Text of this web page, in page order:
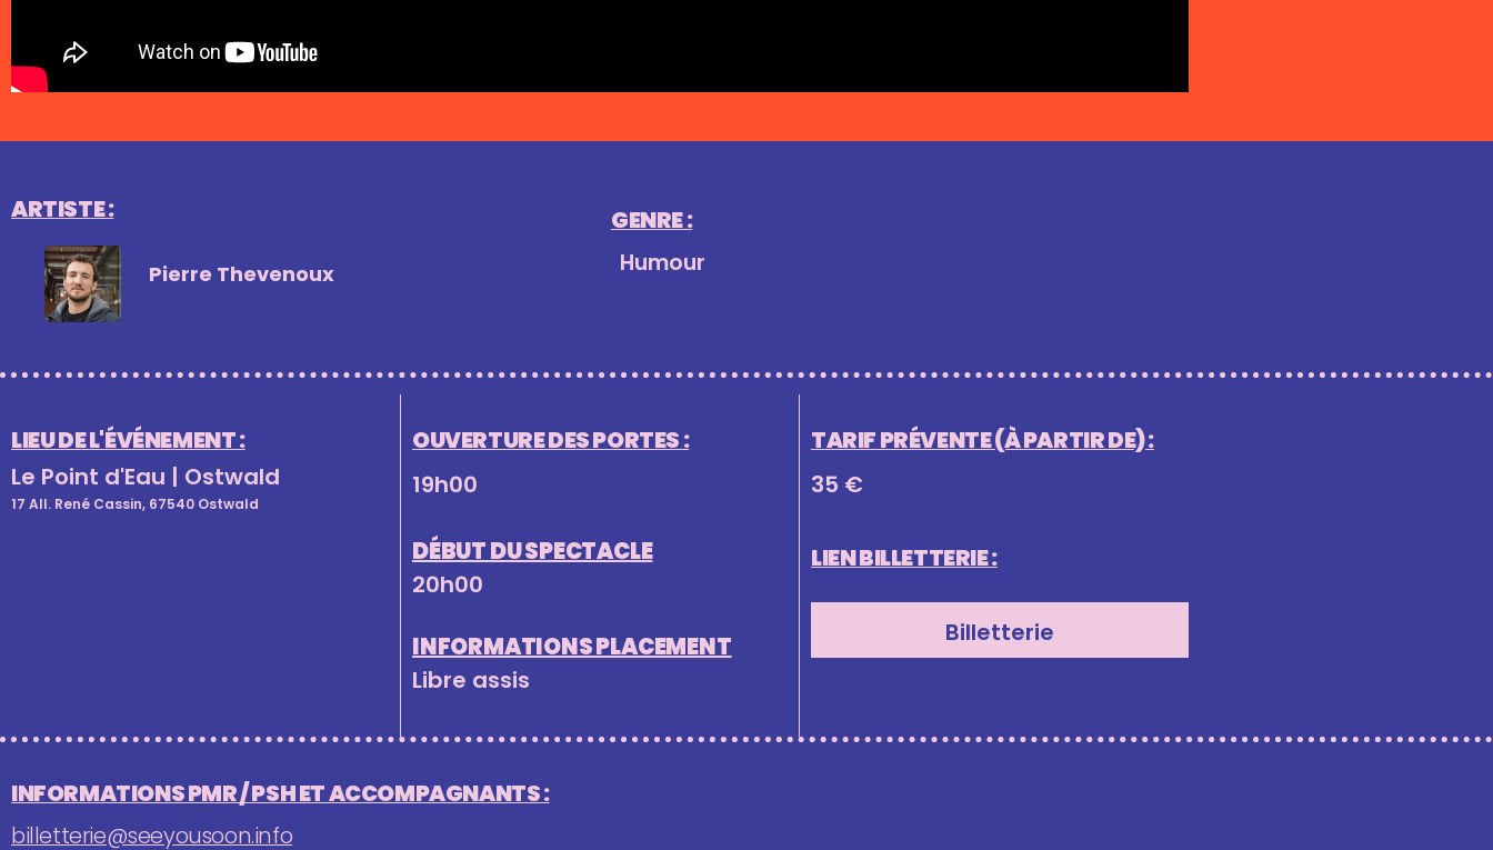
ARTISTE :
Pierre Thevenoux
GENRE :
Humour
LIEU DE L'ÉVÉNEMENT :
Le Point d'Eau | Ostwald
17 All. René Cassin, 67540 Ostwald
OUVERTURE DES PORTES :
19h00
DÉBUT DU SPECTACLE
20h00
INFORMATIONS PLACEMENT
Libre assis
TARIF PRÉVENTE (À PARTIR DE) :
35 €
LIEN BILLETTERIE :
Billetterie
INFORMATIONS PMR / PSH ET ACCOMPAGNANTS :
billetterie@seeyousoon.info